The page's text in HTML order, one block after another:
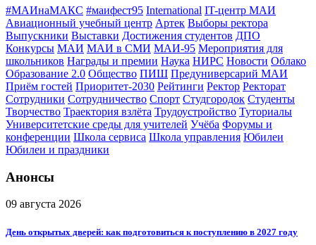
#МАИнаМАКС #маифест95 International IT-центр МАИ
Авиационный учебный центр Артек Выборы ректора
Выпускники Выставки Достижения студентов ДПО
Конкурсы МАИ МАИ в СМИ МАИ-95 Мероприятия для
школьников Награды и премии Наука НИРС Новости Облако
Образование 2.0 Общество ПИШ Предуниверсарий МАИ
Приём гостей Приоритет-2030 Рейтинги Ректор Ректорат
Сотрудники Сотрудничество Спорт Студгородок Студенты
Творчество Траектория взлёта Трудоустройство Туториалы
Университетские среды для учителей Учёба Форумы и
конференции Школа сервиса Школа управления Юбилеи
Юбилеи и праздники
Анонсы
09 августа 2026
День открытых дверей: как подготовиться к поступлению в 2027 году